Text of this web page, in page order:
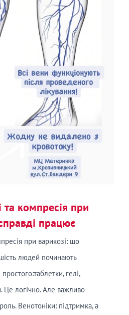
та компресія при
працює
при варикозі: що
людей починають
гелі,
Це логічно. Але важливо
Венотоніки: підтримка, а